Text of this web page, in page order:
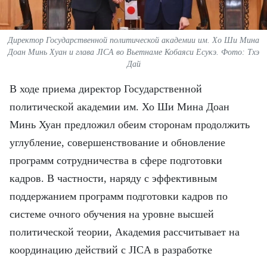
中文
FRANÇAIS
ESPAÑOL
Директор Государственной политической академии им. Хо Ши Мина
Доан Минь Хуан и глава JICA во Вьетнаме Кобаяси Есукэ. Фото: Тхэ
Дай
В ходе приема директор Государственной
политической академии им. Хо Ши Мина Доан
Минь Хуан предложил обеим сторонам продолжить
углубление, совершенствование и обновление
программ сотрудничества в сфере подготовки
кадров. В частности, наряду с эффективным
поддержанием программ подготовки кадров по
системе очного обучения на уровне высшей
политической теории, Академия рассчитывает на
координацию действий с JICA в разработке